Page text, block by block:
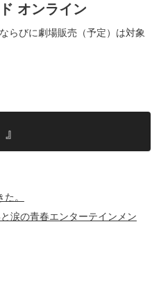
オンライン
らびに劇場販売（予定）は対象
。
涙の青春エンターテインメン